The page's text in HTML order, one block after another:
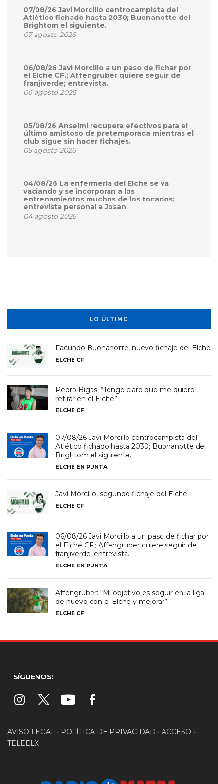
07/08/26 Javi Morcillo centrocampista del
Atlético fichado hasta 2030; Buonanotte del
Brightom el siguiente.
07 agosto 2026
06/08/26 Javi Morcillo a un paso de fichar por
el Elche CF.; Affengruber quiere seguir de
franjiverde; entrevista.
06 agosto 2026
05/08/26 Anselmi recupera efectivos para el
último amistoso de pretemporada mientras el
club sigue sin hacer fichajes.
05 agosto 2026
04/08/26 La enfermería del Elche se va
vaciando y se incorporan a los
entrenamientos muchos de los tocados;
entrevista personal a Josan.
04 agosto 2026
LO ÚLTIMO
Facundo Buonanotte, nuevo fichaje del Elche
ELCHE CF
Pedro Bigas: “Tengo claro que me quiero
retirar en el Elche”
ELCHE CF
07/08/26 Javi Morcillo centrocampista del
Atlético fichado hasta 2030; Buonanotte del
Brightom el siguiente.
ELCHE EN PUNTA
Javi Morcillo, segundo fichaje del Elche
ELCHE CF
06/08/26 Javi Morcillo a un paso de fichar por
el Elche CF.; Affengruber quiere seguir de
franjiverde; entrevista.
ELCHE EN PUNTA
Affengruber: “Mi objetivo es seguir en la liga
de nuevo con el Elche y mejorar”
ELCHE CF
SÍGUENOS:
AVISO LEGAL • POLÍTICA DE PRIVACIDAD • ACCESO •
TELEELX